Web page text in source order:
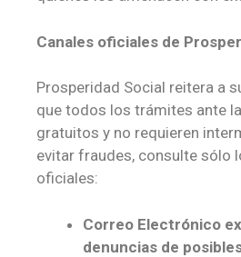
Canales oficiales de
Prosperidad Social reitera a
que todos los trámites ante
gratuitos y no requieren
evitar fraudes, consulte sólo
oficiales:
Correo Electrónico
denuncias de